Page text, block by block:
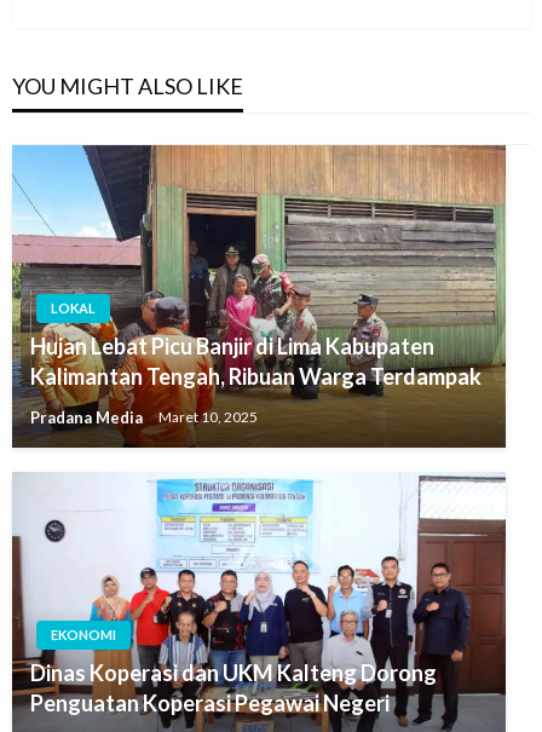
YOU MIGHT ALSO LIKE
LOKAL
Hujan Lebat Picu Banjir di Lima Kabupaten
Kalimantan Tengah, Ribuan Warga Terdampak
Pradana Media Maret 10, 2025
EKONOMI
Dinas Koperasi dan UKM Kalteng Dorong
Penguatan Koperasi Pegawai Negeri